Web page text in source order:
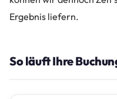
Ergebnis liefern.
So läuft Ihre